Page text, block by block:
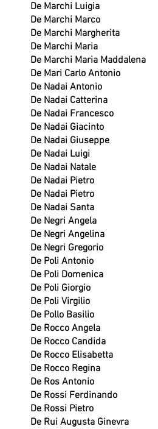
De Marchi Luigia
De Marchi Marco
De Marchi Margherita
De Marchi Maria
De Marchi Maria Maddalena
De Mari Carlo Antonio
De Nadai Antonio
De Nadai Catterina
De Nadai Francesco
De Nadai Giacinto
De Nadai Giuseppe
De Nadai Luigi
De Nadai Natale
De Nadai Pietro
De Nadai Pietro
De Nadai Santa
De Negri Angela
De Negri Angelina
De Negri Gregorio
De Poli Antonio
De Poli Domenica
De Poli Giorgio
De Poli Virgilio
De Pollo Basilio
De Rocco Angela
De Rocco Candida
De Rocco Elisabetta
De Rocco Regina
De Ros Antonio
De Rossi Ferdinando
De Rossi Pietro
De Rui Augusta Ginevra